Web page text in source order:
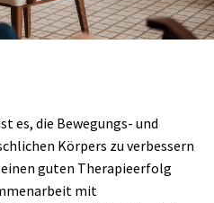
es, die Bewegungs- und
Körpers zu verbessern
guten Therapieerfolg
mit